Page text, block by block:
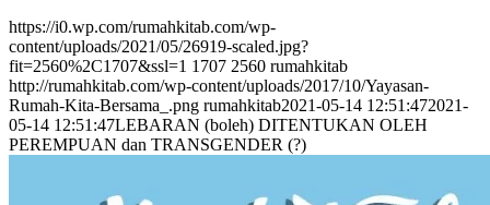
https://i0.wp.com/rumahkitab.com/wp-
content/uploads/2021/05/26919-scaled.jpg?
fit=2560%2C1707&ssl=1 1707 2560 rumahkitab
http://rumahkitab.com/wp-content/uploads/2017/10/Yayasan-
Rumah-Kita-Bersama_.png rumahkitab2021-05-14 12:51:472021-
05-14 12:51:47LEBARAN (boleh) DITENTUKAN OLEH
PEREMPUAN dan TRANSGENDER (?)